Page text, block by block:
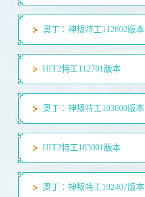
奧丁：神叛特工112802版本
HIT2特工112701版本
奧丁：神叛特工103000版本
HIT2特工103001版本
奧丁：神叛特工102407版本